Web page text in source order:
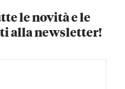
le novità e le
alla newsletter!